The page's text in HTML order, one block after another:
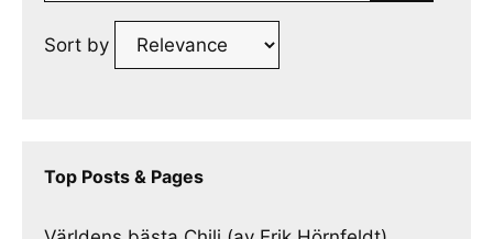
Sort by
Top Posts & Pages